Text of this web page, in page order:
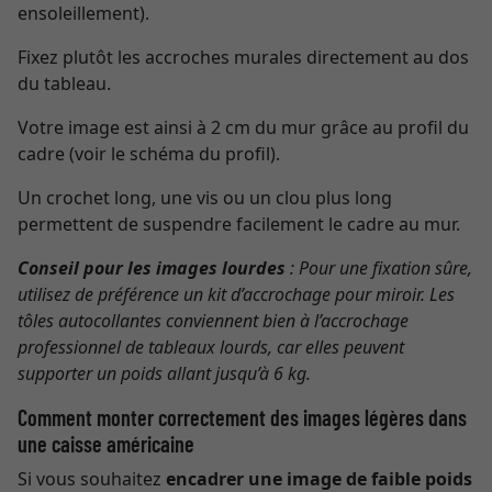
ensoleillement).
Fixez plutôt les accroches murales directement au dos
du tableau.
Votre image est ainsi à 2 cm du mur grâce au profil du
cadre (voir le schéma du profil).
Un crochet long, une vis ou un clou plus long
permettent de suspendre facilement le cadre au mur.
Conseil pour les images lourdes : Pour une fixation sûre,
utilisez de préférence un kit d’accrochage pour miroir. Les
tôles autocollantes conviennent bien à l’accrochage
professionnel de tableaux lourds, car elles peuvent
supporter un poids allant jusqu’à 6 kg.
Comment monter correctement des images légères dans
une caisse américaine
Si vous souhaitez encadrer une image de faible poids